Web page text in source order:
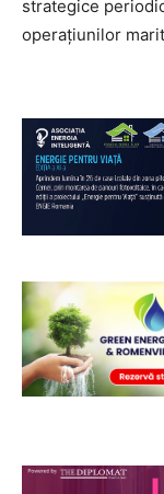
strategice
operațiunilor